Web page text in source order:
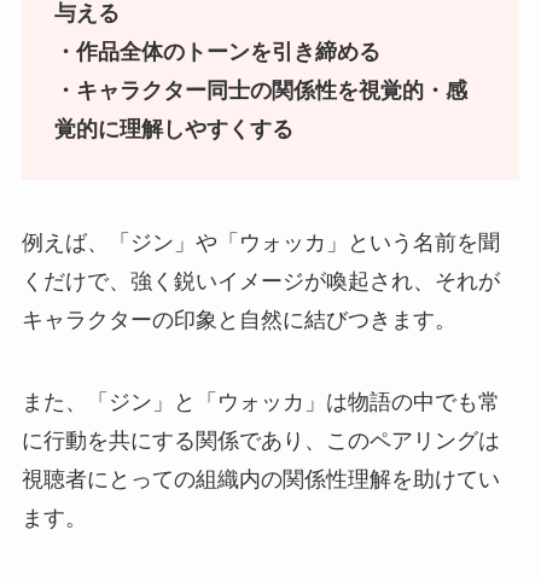
与える
・作品全体のトーンを引き締める
・キャラクター同士の関係性を視覚的・感
覚的に理解しやすくする
例えば、「ジン」や「ウォッカ」という名前を聞
くだけで、強く鋭いイメージが喚起され、それが
キャラクターの印象と自然に結びつきます。
また、「ジン」と「ウォッカ」は物語の中でも常
に行動を共にする関係であり、このペアリングは
視聴者にとっての組織内の関係性理解を助けてい
ます。